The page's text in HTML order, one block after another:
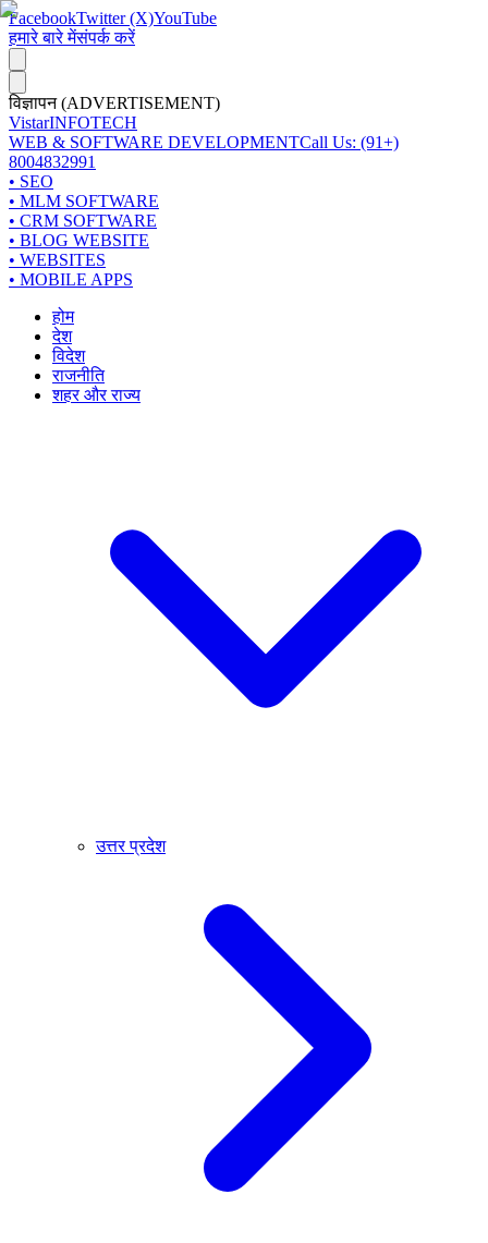
FacebookTwitter (X)YouTube
हमारे बारे मेंसंपर्क करें
विज्ञापन (ADVERTISEMENT)
VistarINFOTECH
WEB & SOFTWARE DEVELOPMENTCall Us: (91+)
8004832991
• SEO
• MLM SOFTWARE
• CRM SOFTWARE
• BLOG WEBSITE
• WEBSITES
• MOBILE APPS
होम
देश
विदेश
राजनीति
शहर और राज्य
उत्तर प्रदेश